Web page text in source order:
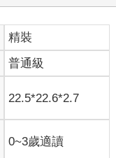
精裝
普通級
22.5*22.6*2.7
0~3歲適讀